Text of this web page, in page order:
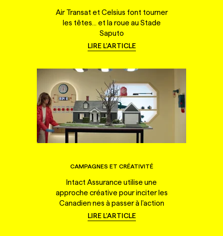
Air Transat et Celsius font tourner
les têtes... et la roue au Stade
Saputo
LIRE L'ARTICLE
CAMPAGNES ET CRÉATIVITÉ
Intact Assurance utilise une
approche créative pour inciter les
Canadien·nes à passer à l'action
LIRE L'ARTICLE